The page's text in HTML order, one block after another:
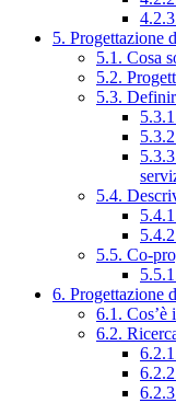
5. Progettazione
5.1. Cosa
5.2.
5.3.
5.4.
5.5. Co-
6. Progettazione
6.1. Cos’è
6.2.